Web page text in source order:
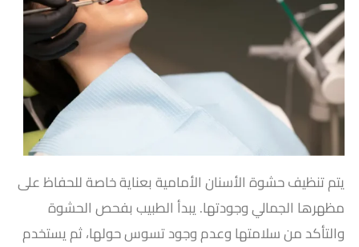
يتم تنظيف حشوة الأسنان الأمامية بعناية خاصة للحفاظ على
مظهرها الجمالي وجودتها. يبدأ الطبيب بفحص الحشوة
والتأكد من سلامتها وعدم وجود تسوس حولها، ثم يستخدم